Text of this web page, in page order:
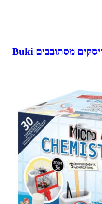
פלנטריום HD לילדים עם 3 דיסקים מסתובבים Buki